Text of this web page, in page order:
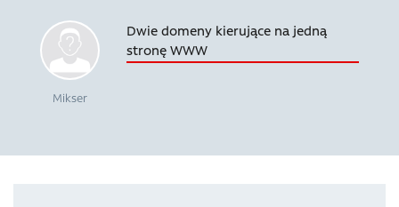
Mikser
Dwie domeny kierujące na jedną
stronę WWW